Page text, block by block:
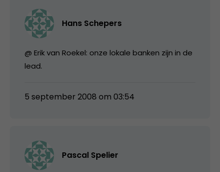
Hans Schepers
@ Erik van Roekel: onze lokale banken zijn in de
lead.
5 september 2008 om 03:54
Pascal Spelier